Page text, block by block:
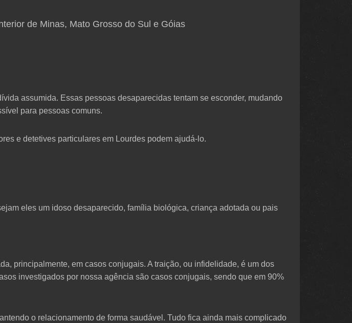
de Minas, Mato Grosso do Sul e Góias
assumida. Essas pessoas desaparecidas tentam se esconder, mudando
para pessoas comuns.
e detetives particulares em Lourdes podem ajudá-lo.
eles um idoso desaparecido, família biológica, criança adotada ou pais
principalmente, em casos conjugais. A traição, ou infidelidade, é um dos
investigados por nossa agência são casos conjugais, sendo que em 90%
o relacionamento de forma saudável. Tudo fica ainda mais complicado